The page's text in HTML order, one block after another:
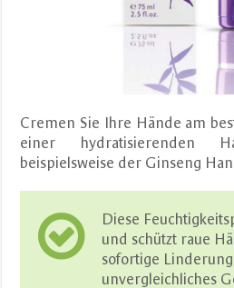
Cremen Sie Ihre Hände am
einer hydratisierenden
beispielsweise der Ginseng
Diese
und schützt raue
sofortige
unvergleichliches